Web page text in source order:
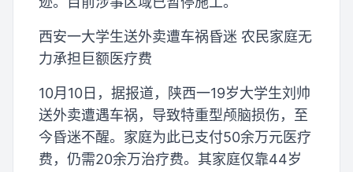
西安一大学生送外卖遭车祸昏迷 农民家庭无
力承担巨额医疗费
10月10日，据报道，陕西一19岁大学生刘帅
送外卖遭遇车祸，导致特重型颅脑损伤，至
今昏迷不醒。家庭为此已支付50余万元医疗
费，仍需20余万治疗费。其家庭仅靠44岁